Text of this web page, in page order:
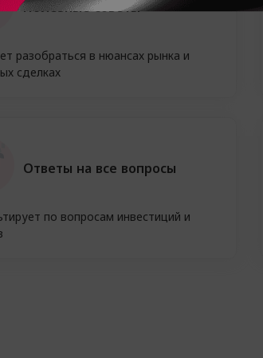
Полезные советы
разобраться в нюансах рынка и
сделках
Ответы на все вопросы
по вопросам инвестиций и